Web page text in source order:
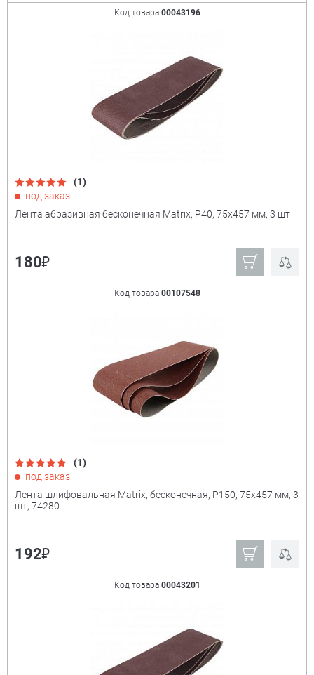
Код товара 00043196
(1)
под заказ
Лента абразивная бесконечная Matrix, P40, 75х457 мм, 3 шт
180₽
Код товара 00107548
(1)
под заказ
Лента шлифовальная Matrix, бесконечная, P150, 75х457 мм, 3
шт, 74280
192₽
Код товара 00043201